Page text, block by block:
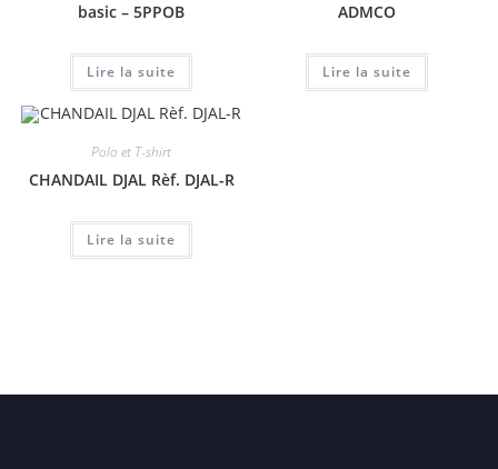
basic – 5PPOB
Lire la suite
ADMCO
Lire la suite
Polo et T-shirt
CHANDAIL DJAL Rèf. DJAL-R
Lire la suite